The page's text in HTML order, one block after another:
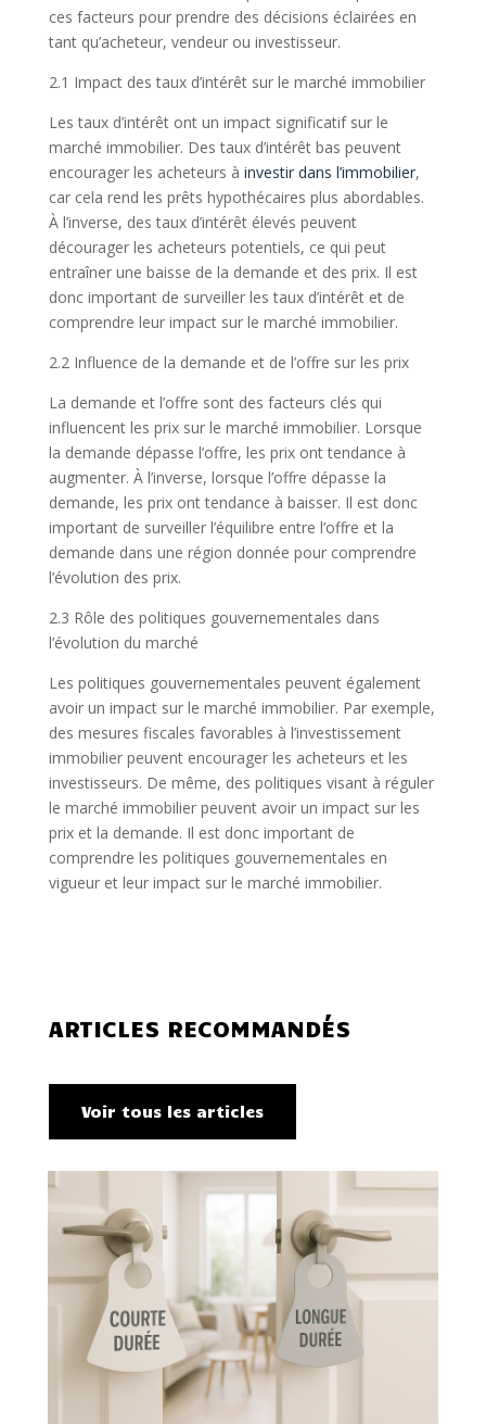
ces facteurs pour prendre des décisions éclairées en
tant qu’acheteur, vendeur ou investisseur.
2.1 Impact des taux d’intérêt sur le marché immobilier
Les taux d’intérêt ont un impact significatif sur le
marché immobilier. Des taux d’intérêt bas peuvent
encourager les acheteurs à investir dans l’immobilier,
car cela rend les prêts hypothécaires plus abordables.
À l’inverse, des taux d’intérêt élevés peuvent
décourager les acheteurs potentiels, ce qui peut
entraîner une baisse de la demande et des prix. Il est
donc important de surveiller les taux d’intérêt et de
comprendre leur impact sur le marché immobilier.
2.2 Influence de la demande et de l’offre sur les prix
La demande et l’offre sont des facteurs clés qui
influencent les prix sur le marché immobilier. Lorsque
la demande dépasse l’offre, les prix ont tendance à
augmenter. À l’inverse, lorsque l’offre dépasse la
demande, les prix ont tendance à baisser. Il est donc
important de surveiller l’équilibre entre l’offre et la
demande dans une région donnée pour comprendre
l’évolution des prix.
2.3 Rôle des politiques gouvernementales dans
l’évolution du marché
Les politiques gouvernementales peuvent également
avoir un impact sur le marché immobilier. Par exemple,
des mesures fiscales favorables à l’investissement
immobilier peuvent encourager les acheteurs et les
investisseurs. De même, des politiques visant à réguler
le marché immobilier peuvent avoir un impact sur les
prix et la demande. Il est donc important de
comprendre les politiques gouvernementales en
vigueur et leur impact sur le marché immobilier.
ARTICLES RECOMMANDÉS
Voir tous les articles